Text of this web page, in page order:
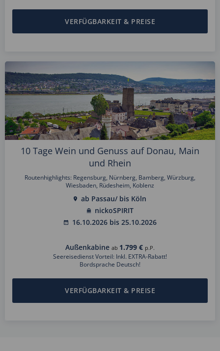
VERFÜGBARKEIT & PREISE
10 Tage Wein und Genuss auf Donau, Main
und Rhein
Routenhighlights: Regensburg, Nürnberg, Bamberg, Würzburg,
Wiesbaden, Rüdesheim, Koblenz
ab Passau/ bis Köln
nickoSPIRIT
16.10.2026 bis 25.10.2026
Außenkabine ab 1.799 € p.P.
Seereisedienst Vorteil: Inkl. EXTRA-Rabatt!
Bordsprache Deutsch!
VERFÜGBARKEIT & PREISE